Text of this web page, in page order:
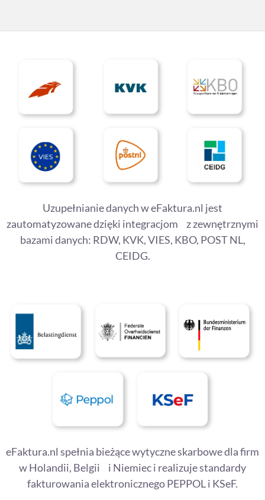
Uzupełnianie danych w eFaktura.nl jest
zautomatyzowane dzięki integracjom z zewnętrznymi
bazami danych: RDW, KVK, VIES, KBO, POST NL,
CEIDG.
eFaktura.nl spełnia bieżące wytyczne skarbowe dla firm
w Holandii, Belgii i Niemiec i realizuje standardy
fakturowania elektronicznego PEPPOL i KSeF.